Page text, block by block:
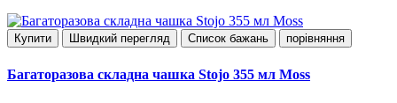
Купити Швидкий перегляд Список бажань порівняння
Багаторазова складна чашка Stojo 355 мл Moss